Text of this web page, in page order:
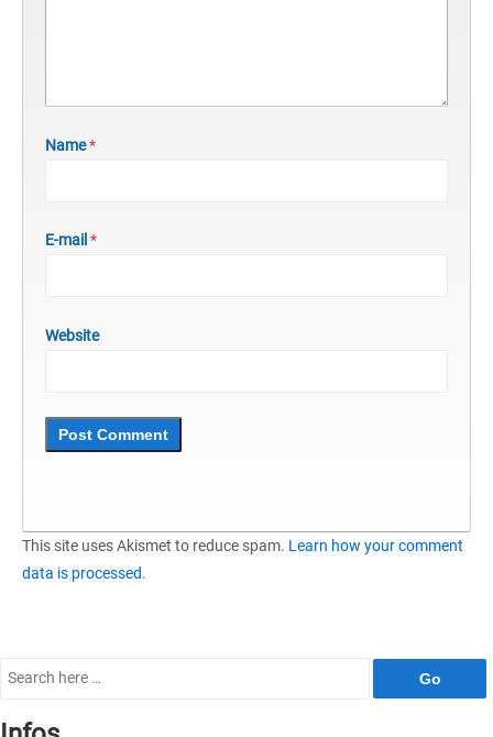
Name*
E-mail *
Website
This site uses Akismet to reduce spam. Learn how your comment
data is processed.
Search